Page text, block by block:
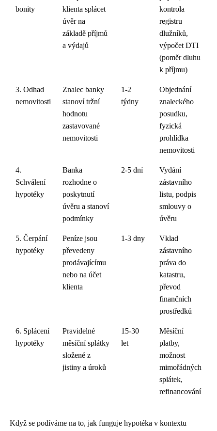
bonity
klienta splácet
úvěr na
základě příjmů
a výdajů
kontrola
registru
dlužníků,
výpočet DTI
(poměr dluhu
k příjmu)
3. Odhad
nemovitosti
Znalec banky
stanoví tržní
hodnotu
zastavované
nemovitosti
1-2
týdny
Objednání
znaleckého
posudku,
fyzická
prohlídka
nemovitosti
4.
Schválení
hypotéky
Banka
rozhodne o
poskytnutí
úvěru a stanoví
podmínky
2-5 dní
Vydání
zástavního
listu, podpis
smlouvy o
úvěru
5. Čerpání
hypotéky
Peníze jsou
převedeny
prodávajícímu
nebo na účet
klienta
1-3 dny
Vklad
zástavního
práva do
katastru,
převod
finančních
prostředků
6. Splácení
hypotéky
Pravidelné
měsíční splátky
složené z
jistiny a úroků
15-30
let
Měsíční
platby,
možnost
mimořádných
splátek,
refinancování
Když se podíváme na to, jak funguje hypotéka v kontextu